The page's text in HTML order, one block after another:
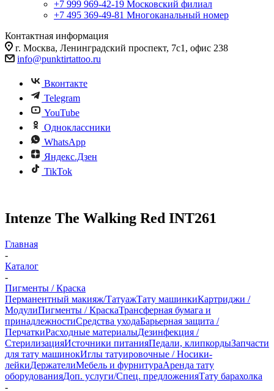
+7 999 969-42-19 Московский филиал
+7 495 369-49-81 Многоканальный номер
Контактная информация
г. Москва, Ленинградский проспект, 7с1, офис 238
info@punktirtattoo.ru
Вконтакте
Telegram
YouTube
Одноклассники
WhatsApp
Яндекс.Дзен
TikTok
Intenze The Walking Red INT261
Главная
-
Каталог
-
Пигменты / Краска
Перманентный макияж/ТатуажТату машинкиКартриджи /
МодулиПигменты / КраскаТрансферная бумага и
принадлежностиСредства уходаБарьерная защита /
ПерчаткиРасходные материалыДезинфекция /
СтерилизацияИсточники питанияПедали, клипкордыЗапчасти
для тату машинокИглы татуировочные / Носики-
лейкиДержателиМебель и фурнитураАренда тату
оборудованияДоп. услуги/Спец. предложенияТату барахолка
-